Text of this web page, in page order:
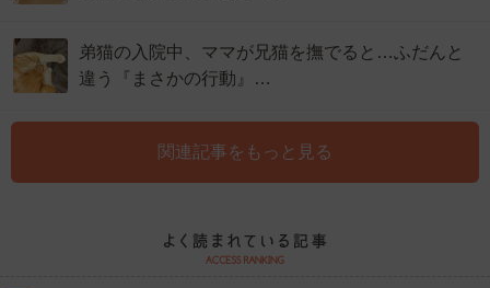
弟猫の入院中、ママが兄猫を撫でると…ふだんと
違う『まさかの行動』…
関連記事をもっと見る